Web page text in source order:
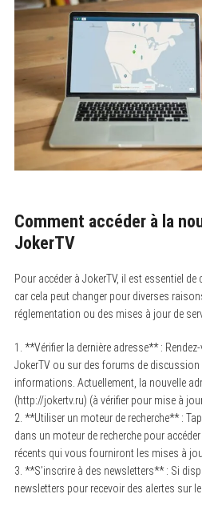
Comment accéder à la
JokerTV
Pour accéder à JokerTV, il est essentiel
car cela peut changer pour diverses
réglementation ou des mises à jour de
1. **Vérifier la dernière adresse** :
JokerTV ou sur des forums de discussion
informations. Actuellement, la nouvelle
(http://jokertv.ru) (à vérifier pour mise à
2. **Utiliser un moteur de recherche** :
dans un moteur de recherche pour
récents qui vous fourniront les mises à
3. **S’inscrire à des newsletters** : Si
newsletters pour recevoir des alertes sur